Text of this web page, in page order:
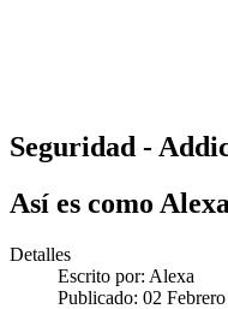
Seguridad -
Así es como
Detalles
Escrito por: Alexa
Publicado: 02